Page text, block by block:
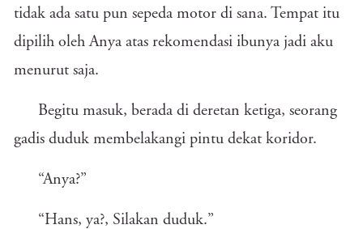
tidak ada satu pun sepeda motor di sana. Tempat itu
dipilih oleh Anya atas rekomendasi ibunya jadi aku
menurut saja.
Begitu masuk, berada di deretan ketiga, seorang
gadis duduk membelakangi pintu dekat koridor.
“Anya?”
“Hans, ya?, Silakan duduk.”